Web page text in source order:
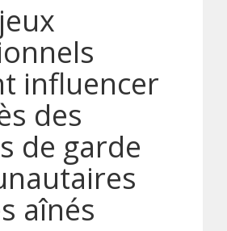
influencer
des
de garde
aînés